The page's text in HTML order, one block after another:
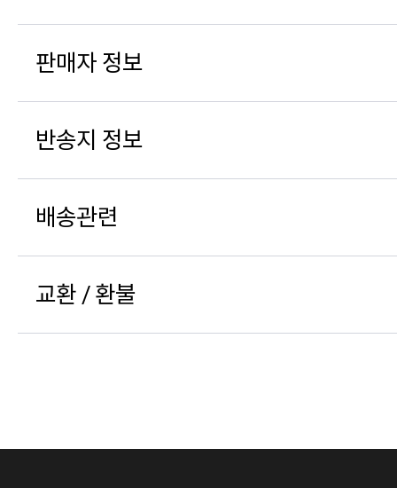
판매자 정보
반송지 정보
배송관련
교환 / 환불